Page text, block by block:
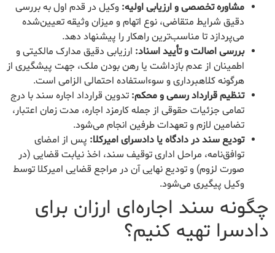
مشاوره تخصصی و ارزیابی اولیه: وکیل در قدم اول به بررسی
دقیق شرایط متقاضی، نوع اتهام و میزان وثیقه تعیین‌شده
می‌پردازد تا مناسب‌ترین راهکار را پیشنهاد دهد.
بررسی اصالت و تأیید اسناد: ارزیابی دقیق مدارک مالکیتی و
اطمینان از عدم بازداشت یا رهن بودن ملک، جهت پیشگیری از
هرگونه کلاهبرداری و سوءاستفاده احتمالی الزامی است.
تنظیم قرارداد رسمی و محکم: تدوین قرارداد اجاره سند با درج
تمامی جزئیات حقوقی از جمله کارمزد اجاره، مدت زمان اعتبار،
تضامین لازم و تعهدات طرفین انجام می‌شود.
تودیع سند در دادگاه یا دادسرای امیرکلا: پس از امضای
توافق‌نامه، مراحل اداری توقیف سند، اخذ نیابت قضایی (در
صورت لزوم) و تودیع نهایی آن در مراجع قضایی امیرکلا توسط
وکیل پیگیری می‌شود.
چگونه سند اجاره‌ای ارزان برای
دادسرا تهیه کنیم؟